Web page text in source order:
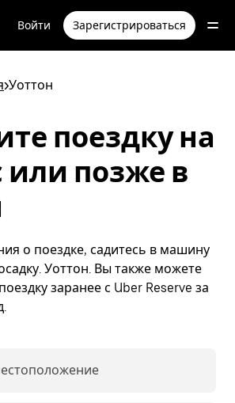
Войти Зарегистрироваться
>Уоттон
поездку на
или позже в
о поездке, садитесь в машину
Уоттон. Вы также можете
заранее с Uber Reserve за